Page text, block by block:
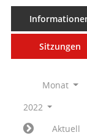
Sitzungen
Monat
2022
Aktuell